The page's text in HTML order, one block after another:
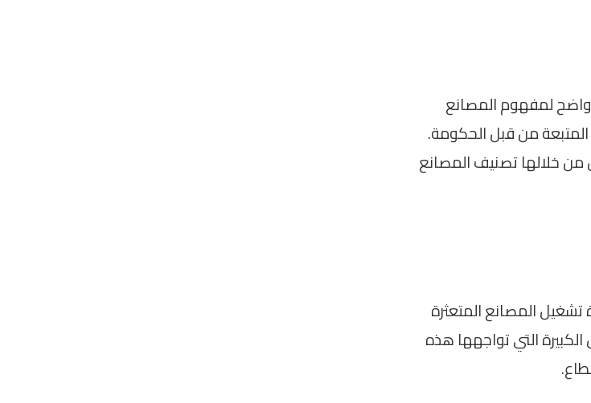
لمفهوم المصانع
من قبل الحكومة.
خلالها تصنيف المصانع
المصانع المتعثرة
التي تواجهها هذه